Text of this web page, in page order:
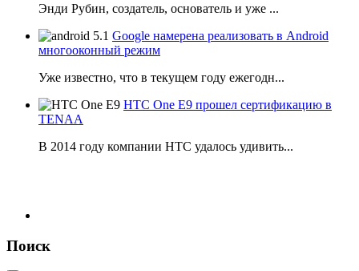
Энди Рубин, создатель, основатель и уже ...
Google намерена реализовать в Android
многооконный режим
Уже известно, что в текущем году ежегодн...
HTC One E9 прошел сертификацию в
TENAA
В 2014 году компании НТС удалось удивить...
Поиск